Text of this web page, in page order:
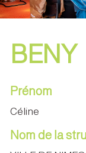
BENY
Prénom
Céline
Nom de la